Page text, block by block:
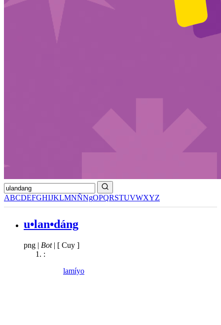
ABCDEFGHIJKLMNÑNgOPQRSTUVWXYZ
u•lan•dáng
png | Bot | [ Cuy ]
:
lamíyo